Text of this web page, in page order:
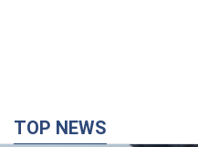
TOP NEWS